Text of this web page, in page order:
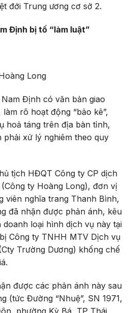
đới Trung ương cơ sở 2.
Định bị tố “làm luật”
Long
Định có văn bản giao
rõ hoạt động “bảo kê”,
hoả táng trên địa bàn tỉnh,
phải xử lý nghiêm theo quy
tịch HĐQT Công ty CP dịch
ty Hoàng Long), đơn vị
viên nghĩa trang Thanh Bình,
đã nhận được phản ánh, kêu
loại hình dịch vụ này tại
Công ty TNHH MTV Dịch vụ
Trường Dương) khống chế
được các phản ánh này sau
(tức Đường “Nhuệ”, SN 1971,
phường Kỳ Bá, TP Thái